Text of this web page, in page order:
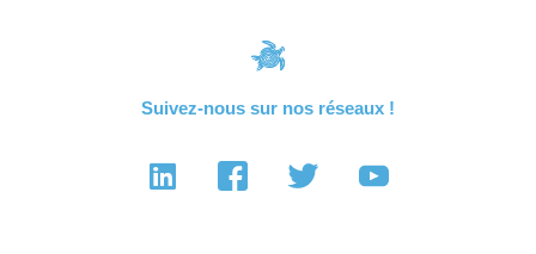
Suivez-nous sur nos réseaux !